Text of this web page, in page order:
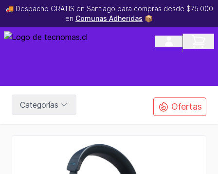
🚚 Despacho GRATIS en Santiago para compras desde $75.000
en Comunas Adheridas 📦
Categorías Ofertas